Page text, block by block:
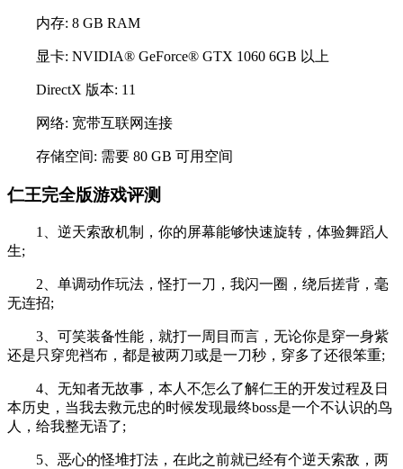
内存: 8 GB RAM
显卡: NVIDIA® GeForce® GTX 1060 6GB 以上
DirectX 版本: 11
网络: 宽带互联网连接
存储空间: 需要 80 GB 可用空间
仁王完全版游戏评测
1、逆天索敌机制，你的屏幕能够快速旋转，体验舞蹈人
生;
2、单调动作玩法，怪打一刀，我闪一圈，绕后搓背，毫
无连招;
3、可笑装备性能，就打一周目而言，无论你是穿一身紫
还是只穿兜裆布，都是被两刀或是一刀秒，穿多了还很笨重;
4、无知者无故事，本人不怎么了解仁王的开发过程及日
本历史，当我去救元忠的时候发现最终boss是一个不认识的鸟
人，给我整无语了;
5、恶心的怪堆打法，在此之前就已经有个逆天索敌，两